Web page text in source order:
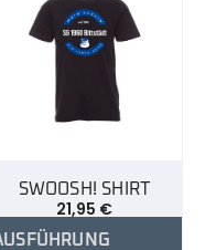
SWOOSH! SHIRT
21,95 €